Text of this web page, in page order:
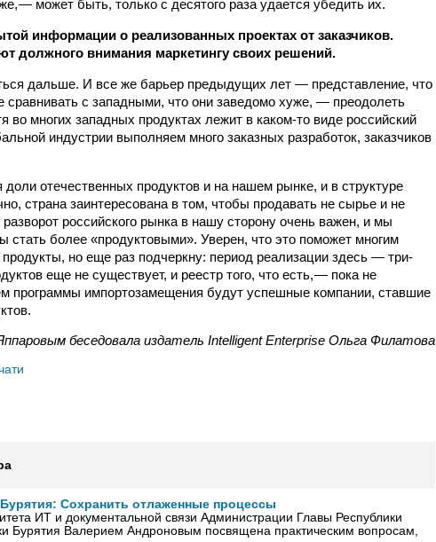
— может быть, только с десятого раза удается убедить их.
информации о реализованных проектах от заказчиков.
должного внимания маркетингу своих решений.
дальше. И все же барьер предыдущих лет — представление, что
сравнивать с западными, что они заведомо хуже, — преодолеть
во многих западных продуктах лежит в каком-то виде российский
индустрии выполняем много заказных разработок, заказчиков
отечественных продуктов и на нашем рынке, и в структуре
страна заинтересована в том, чтобы продавать не сырье и не
российского рынка в нашу сторону очень важен, и мы
стать более «продуктовыми». Уверен, что это поможет многим
но еще раз подчеркну: период реализации здесь — три-
еще не существует, и реестр того, что есть, — пока не
программы импортозамещения будут успешные компании, ставшие
беседовала издатель Intelligent Enterprise Ольга Филатова
Сохранить отлаженные процессы
ИТ и документальной связи Администрации Главы Республики
Бурятия Валерием Андроновым посвящена практическим вопросам,